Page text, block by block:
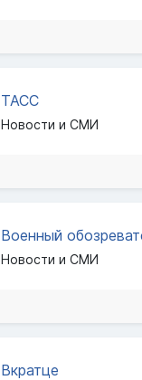
ТАСС
Новости и СМИ
Военный
Новости и СМИ
Вкратце